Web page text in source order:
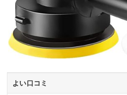
よい口コミ